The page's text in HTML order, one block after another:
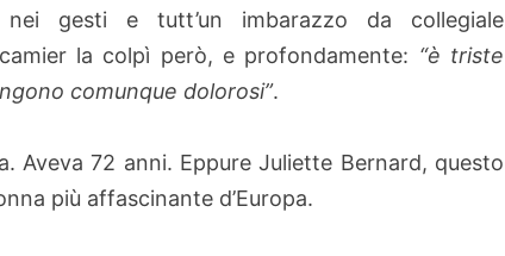
gesti e tutt’un imbarazzo da collegiale
la colpì però, e profondamente: “è triste
comunque dolorosi”.
Aveva 72 anni. Eppure Juliette Bernard, questo
più affascinante d’Europa.